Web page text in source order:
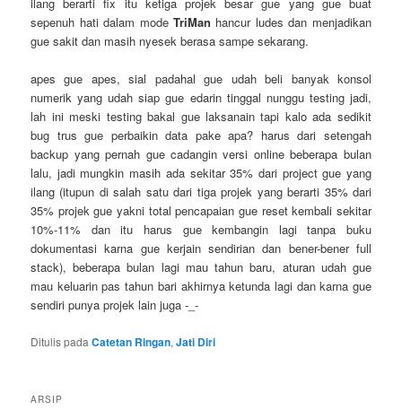
sepenuh hati dalam mode TriMan hancur ludes dan menjadikan
gue sakit dan masih nyesek berasa sampe sekarang.
apes gue apes, sial padahal gue udah beli banyak konsol
numerik yang udah siap gue edarin tinggal nunggu testing jadi,
lah ini meski testing bakal gue laksanain tapi kalo ada sedikit
bug trus gue perbaikin data pake apa? harus dari setengah
backup yang pernah gue cadangin versi online beberapa bulan
lalu, jadi mungkin masih ada sekitar 35% dari project gue yang
ilang (itupun di salah satu dari tiga projek yang berarti 35% dari
35% projek gue yakni total pencapaian gue reset kembali sekitar
10%-11% dan itu harus gue kembangin lagi tanpa buku
dokumentasi karna gue kerjain sendirian dan bener-bener full
stack), beberapa bulan lagi mau tahun baru, aturan udah gue
mau keluarin pas tahun bari akhirnya ketunda lagi dan karna gue
sendiri punya projek lain juga -_-
Ditulis pada Catetan Ringan,Jati Diri
ARSIP